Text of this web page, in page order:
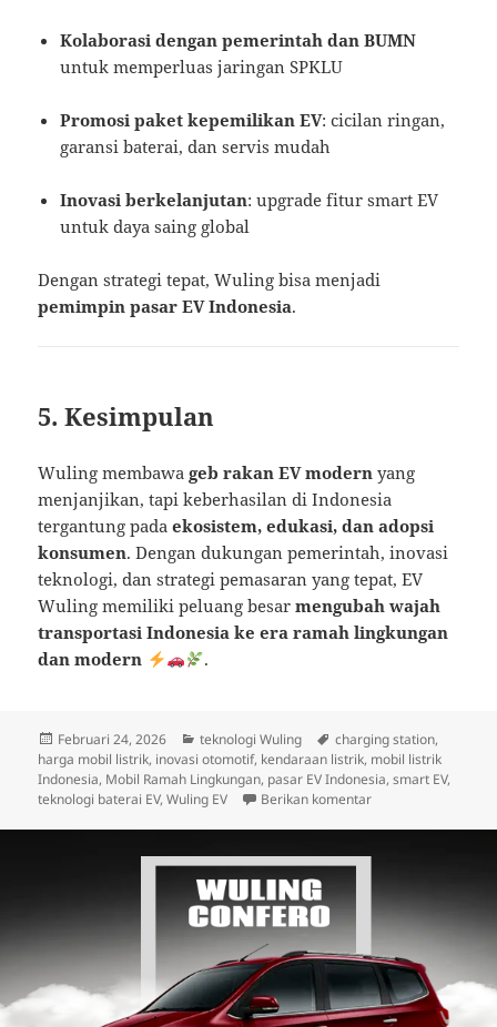
Kolaborasi dengan pemerintah dan BUMN
untuk memperluas jaringan SPKLU
Promosi paket kepemilikan EV: cicilan ringan,
garansi baterai, dan servis mudah
Inovasi berkelanjutan: upgrade fitur smart EV
untuk daya saing global
Dengan strategi tepat, Wuling bisa menjadi
pemimpin pasar EV Indonesia.
5. Kesimpulan
Wuling membawageb rakan EV modern yang
menjanjikan, tapi keberhasilan di Indonesia
tergantung padaekosistem, edukasi, dan adopsi
konsumen. Dengan dukungan pemerintah, inovasi
teknologi, dan strategi pemasaran yang tepat, EV
Wuling memiliki peluang besarmengubah wajah
transportasi Indonesia ke era ramah lingkungan
dan modern
.
Diposkan
pada
Februari 24, 2026 Kategori
teknologi Wuling Tag
charging station,
harga mobil listrik, inovasi otomotif, kendaraan listrik, mobil listrik
Indonesia, Mobil Ramah Lingkungan, pasar EV Indonesia,smart EV,
teknologi baterai EV,Wuling EV Berikan komentaruntuk Wuling dan